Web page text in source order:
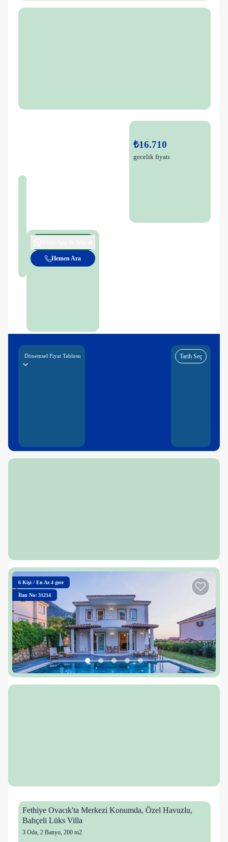
₺16.710
gecelik fiyatı
Hemen Ara
Dönemsel Fiyat Tablosu Tarih Seç
6 Kişi / En Az 4 gece
İlan No: 31214
Fethiye Ovacık'ta Merkezi Konumda, Özel Havuzlu,
Bahçeli Lüks Villa
3 Oda, 2 Banyo, 200 m2